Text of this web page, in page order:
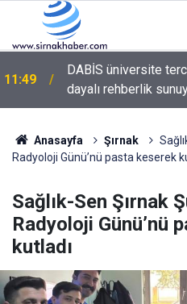
11:10
Nevas Outlet'ten
kampanya: "1 alana 1
Anasayfa Şırnak
Radyoloji Günü’nü pasta keserek
Sağlık-Sen Şırnak
Radyoloji Günü’nü
kutladı